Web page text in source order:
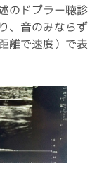
のドプラー聴診
、音のみならず
離で速度）で表